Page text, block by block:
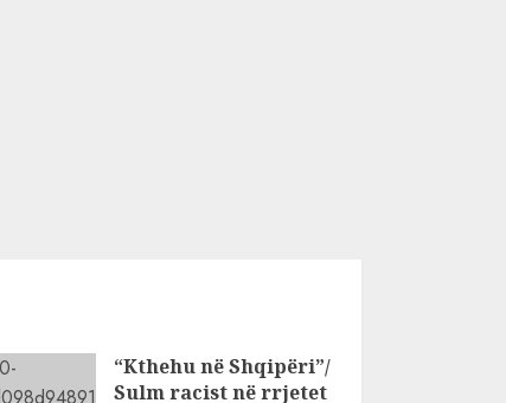
“Kthehu në Shqipëri”/
Sulm racist në rrjetet